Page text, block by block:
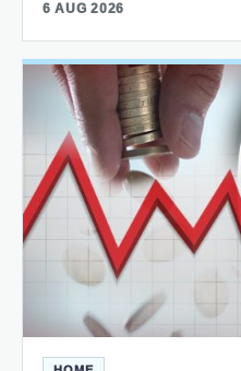
6 AUG 2026